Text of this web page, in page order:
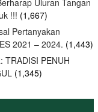
Uluran Tangan
!!! (1,667)
Pertanyakan
2021 – 2024. (1,443)
TRADISI PENUH
(1,345)